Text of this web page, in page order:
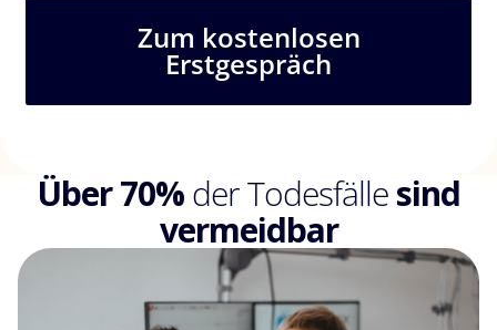
4
Zum kostenlosen
Erstgespräch
Über 70%der Todesfällesind
vermeidbar